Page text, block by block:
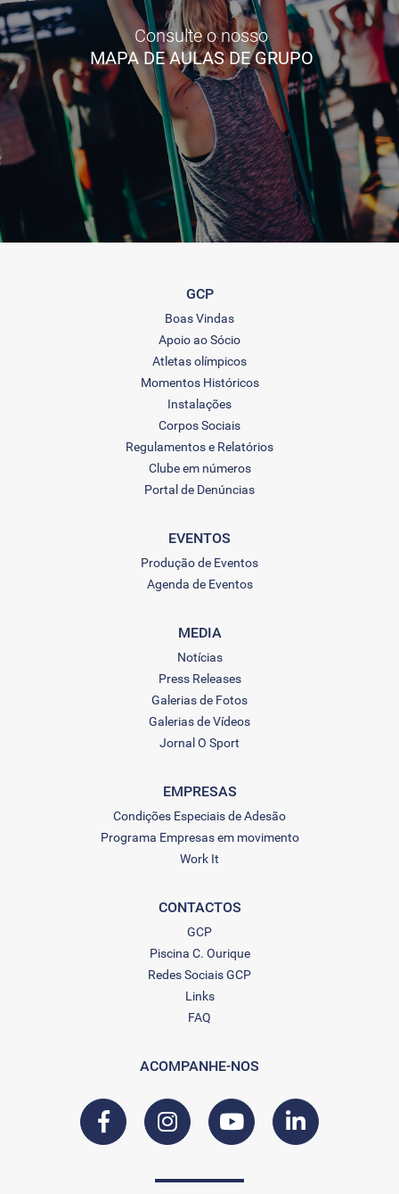
Consulte o nosso
MAPA DE AULAS DE GRUPO
GCP
Boas Vindas
Apoio ao Sócio
Atletas olímpicos
Momentos Históricos
Instalações
Corpos Sociais
Regulamentos e Relatórios
Clube em números
Portal de Denúncias
EVENTOS
Produção de Eventos
Agenda de Eventos
MEDIA
Notícias
Press Releases
Galerias de Fotos
Galerias de Vídeos
Jornal O Sport
EMPRESAS
Condições Especiais de Adesão
Programa Empresas em movimento
Work It
CONTACTOS
GCP
Piscina C. Ourique
Redes Sociais GCP
Links
FAQ
ACOMPANHE-NOS